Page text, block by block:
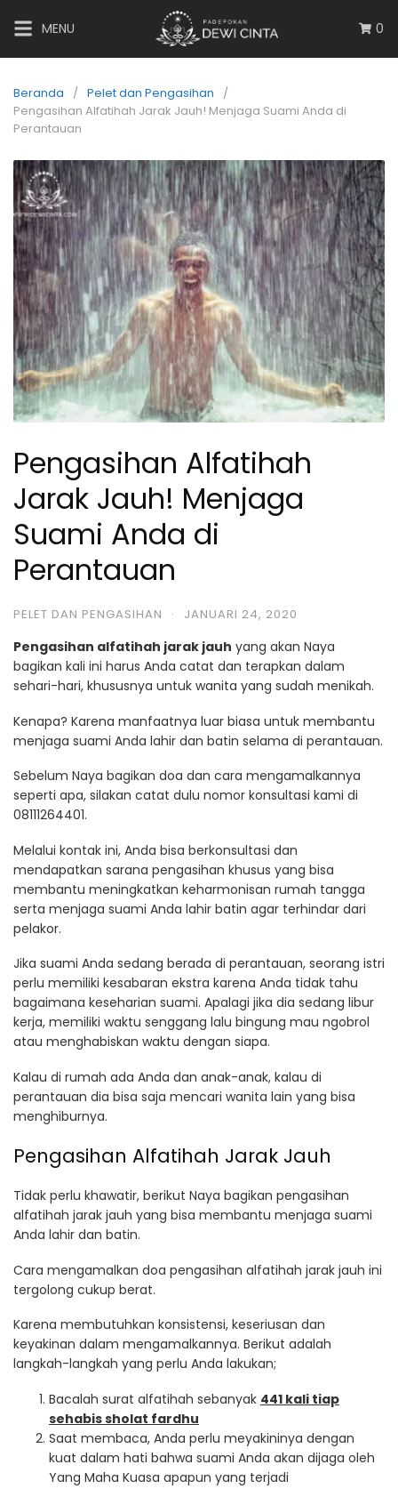
MENU 0
Beranda
Pelet dan Pengasihan
Pengasihan Alfatihah Jarak Jauh! Menjaga Suami Anda di
Perantauan
Pengasihan Alfatihah
Jarak Jauh! Menjaga
Suami Anda di
Perantauan
PELET DAN PENGASIHAN · JANUARI 24, 2020
Pengasihan alfatihah jarak jauh yang akan Naya
bagikan kali ini harus Anda catat dan terapkan dalam
sehari-hari, khususnya untuk wanita yang sudah menikah.
Kenapa? Karena manfaatnya luar biasa untuk membantu
menjaga suami Anda lahir dan batin selama di perantauan.
Sebelum Naya bagikan doa dan cara mengamalkannya
seperti apa, silakan catat dulu nomor konsultasi kami di
08111264401.
Melalui kontak ini, Anda bisa berkonsultasi dan
mendapatkan sarana pengasihan khusus yang bisa
membantu meningkatkan keharmonisan rumah tangga
serta menjaga suami Anda lahir batin agar terhindar dari
pelakor.
Jika suami Anda sedang berada di perantauan, seorang istri
perlu memiliki kesabaran ekstra karena Anda tidak tahu
bagaimana keseharian suami. Apalagi jika dia sedang libur
kerja, memiliki waktu senggang lalu bingung mau ngobrol
atau menghabiskan waktu dengan siapa.
Kalau di rumah ada Anda dan anak-anak, kalau di
perantauan dia bisa saja mencari wanita lain yang bisa
menghiburnya.
Pengasihan Alfatihah Jarak Jauh
Tidak perlu khawatir, berikut Naya bagikan pengasihan
alfatihah jarak jauh yang bisa membantu menjaga suami
Anda lahir dan batin.
Cara mengamalkan doa pengasihan alfatihah jarak jauh ini
tergolong cukup berat.
Karena membutuhkan konsistensi, keseriusan dan
keyakinan dalam mengamalkannya. Berikut adalah
langkah-langkah yang perlu Anda lakukan;
Bacalah surat alfatihah sebanyak 441 kali tiap
sehabis sholat fardhu
Saat membaca, Anda perlu meyakininya dengan
kuat dalam hati bahwa suami Anda akan dijaga oleh
Yang Maha Kuasa apapun yang terjadi